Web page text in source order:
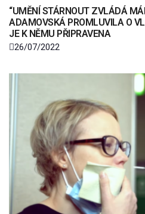
“UMĚNÍ STÁRNOUT ZVLÁDÁ
ADAMOVSKÁ PROMLUVILA O
JE K NĚMU PŘIPRAVENA
26/07/2022